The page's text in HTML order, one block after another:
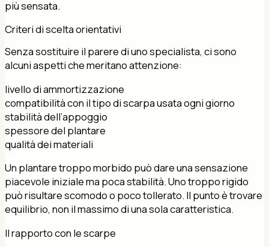
più sensata.
Criteri di scelta orientativi
Senza sostituire il parere di uno specialista, ci sono
alcuni aspetti che meritano attenzione:
livello di ammortizzazione
compatibilità con il tipo di scarpa usata ogni giorno
stabilità dell’appoggio
spessore del plantare
qualità dei materiali
Un plantare troppo morbido può dare una sensazione
piacevole iniziale ma poca stabilità. Uno troppo rigido
può risultare scomodo o poco tollerato. Il punto è trovare
equilibrio, non il massimo di una sola caratteristica.
Il rapporto con le scarpe